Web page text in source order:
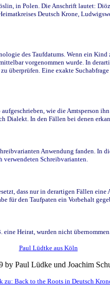
in Polen. Die Anschrift lautet:
Deutsch Krone,
des Taufdatums. Wenn ein
vorgenommen wurde. In
Eine exakte
wie die Amtsperson
In den Fällen bei denen
Anwendung fanden. In
Schreibvarianten.
dass nur in derartigen Fällen
den Taufpaten ein Vorbehalt
Heirat, wurden nicht übernommen.
Paul Lüdtke aus Köln
by Paul Lüdke und Joachim
zu: Back to the Roots in Deutsch